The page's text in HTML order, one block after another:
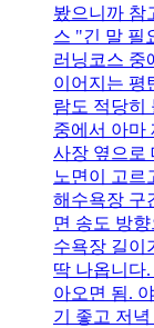
봤으니까 참
스 "긴 말 필
러닝코스 중
이어지는 평
람도 적당히
중에서 아마
사장 옆으로
노면이 고르
해수욕장 구
면 송도 방
수욕장 길이
딱 나옵니다
아오면 됨.
기 좋고 저